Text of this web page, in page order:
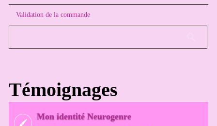
Validation de la commande
Témoignages
Mon identité Neurogenre